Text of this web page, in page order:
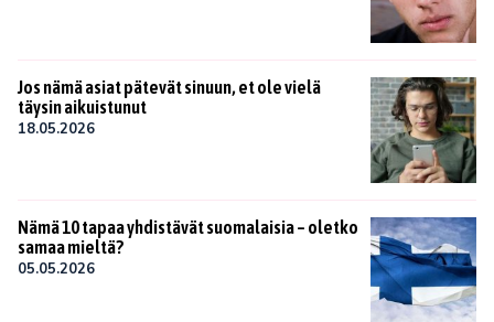
Jos nämä asiat pätevät sinuun, et ole vielä
täysin aikuistunut
18.05.2026
Nämä 10 tapaa yhdistävät suomalaisia – oletko
samaa mieltä?
05.05.2026